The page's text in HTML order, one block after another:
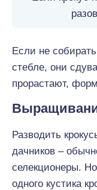
Если не
стебле, они
прорастают,
Разводить
дачников –
селекционеры.
одного кустика